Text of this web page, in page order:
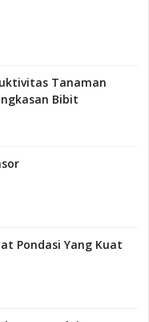
Tanaman
Bibit
Pondasi Yang Kuat